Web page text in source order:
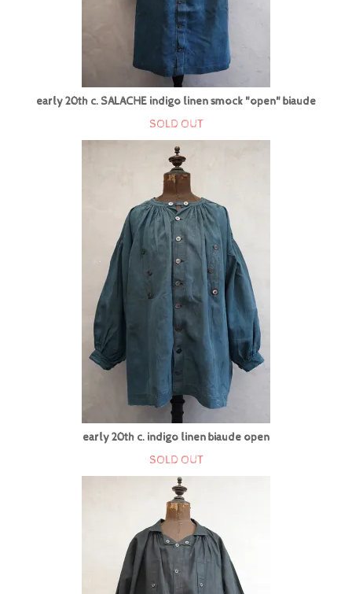
early 20th c. SALACHE indigo linen smock "open" biaude
SOLD OUT
early 20th c. indigo linen biaude open
SOLD OUT